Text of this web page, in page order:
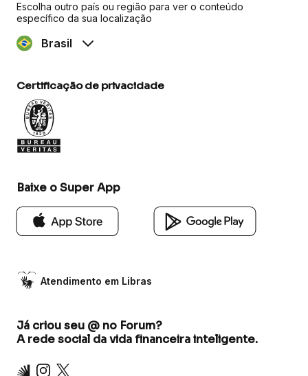
Escolha outro país ou região para ver o conteúdo
específico da sua localização
Brasil
Certificação de privacidade
Baixe o Super App
Atendimento em Libras
Já criou seu @ no Forum?
A rede social da vida financeira inteligente.
Inter Instagram
X